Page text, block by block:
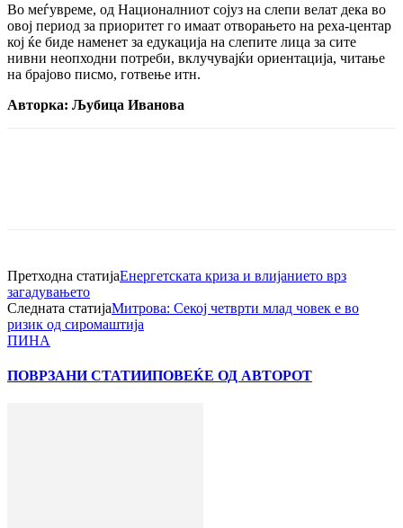
Во меѓувреме, од Националниот сојуз на слепи велат дека во
овој период за приоритет го имаат отворањето на реха-центар
кој ќе биде наменет за едукација на слепите лица за сите
нивни неопходни потреби, вклучувајќи ориентација, читање
на брајово писмо, готвење итн.
Авторка: Љубица Иванова
Претходна статијаЕнергетската криза и влијанието врз
загадувањето
Следната статијаМитрова: Секој четврти млад човек е во
ризик од сиромаштиja
ПИНА
ПОВРЗАНИ СТАТИИПОВЕЌЕ ОД АВТОРОТ